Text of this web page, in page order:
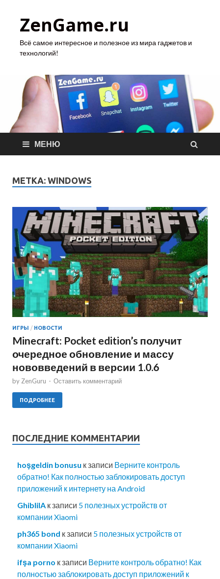
ZenGame.ru
Всё самое интересное и полезное из мира гаджетов и
технологий!
МЕНЮ
МЕТКА: WINDOWS
ИГРЫ / НОВОСТИ
Minecraft: Pocket edition’s получит
очередное обновление и массу
нововведений в версии 1.0.6
by ZenGuru - Оставить комментарий
ПОДРОБНЕЕ
ПОСЛЕДНИЕ КОММЕНТАРИИ
hoşgeldin bonusu к записи Верните контроль
обратно! Как полностью заблокировать доступ
приложений к интернету на Android
GhibliIA к записи 5 полезных устройств от
компании Xiaomi
ph365 bond к записи 5 полезных устройств от
компании Xiaomi
ifşa porno к записи Верните контроль обратно! Как
полностью заблокировать доступ приложений к